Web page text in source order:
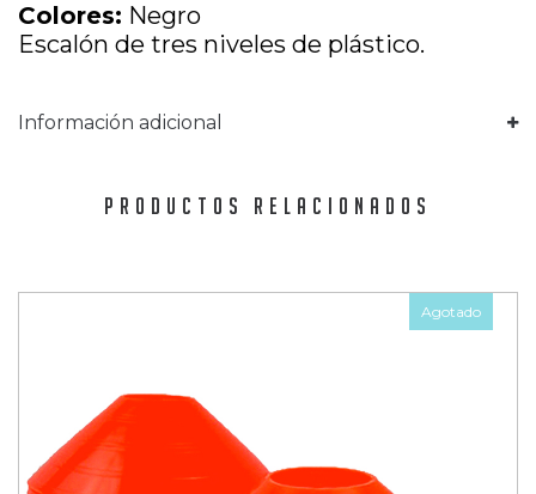
Colores: Negro
Escalón de tres niveles de plástico.
Información adicional
PRODUCTOS RELACIONADOS
Agotado